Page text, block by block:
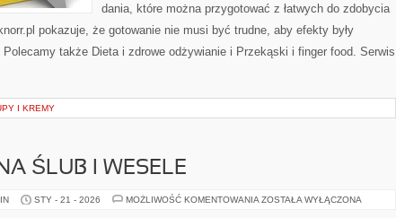
dania, które można przygotować z łatwych do zdobycia
pokazuje, że gotowanie nie musi być trudne, aby efekty były
także Dieta i zdrowe odżywianie i Przekąski i finger food. Serwis
I KREMY
ŚLUB I WESELE
STY - 21 - 2026 MOŻLIWOŚĆ KOMENTOWANIA MIEJSCA
ZOSTAŁA WYŁĄCZONA